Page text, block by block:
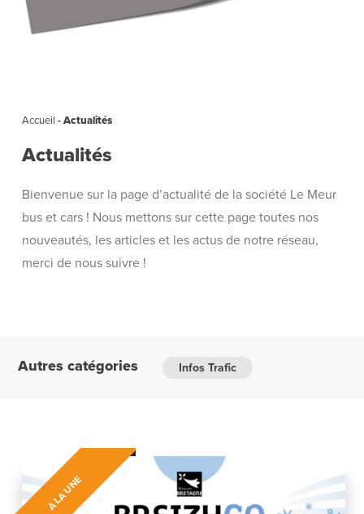
Accueil -Actualités
Actualités
Bienvenue sur la page d’actualité de la société Le Meur
bus et cars ! Nous mettons sur cette page toutes nos
nouveautés, les articles et les actus de notre réseau,
merci de nous suivre !
Autres catégories Infos Trafic
À LA UNE